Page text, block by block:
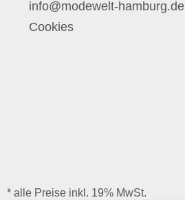
info@modewelt-hamburg.de
Cookies
* alle Preise inkl. 19% MwSt.